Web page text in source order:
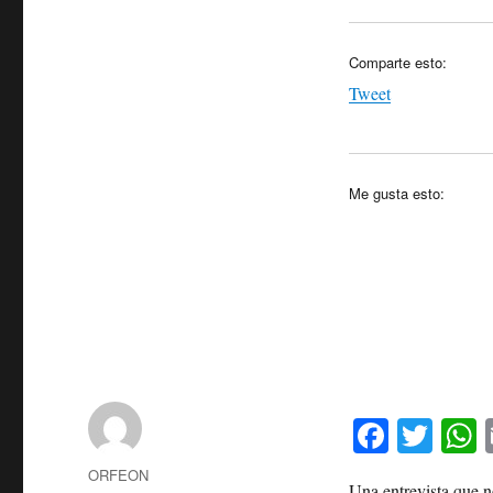
Comparte esto:
Tweet
Me gusta esto:
Fa T
Autor
ORFEON